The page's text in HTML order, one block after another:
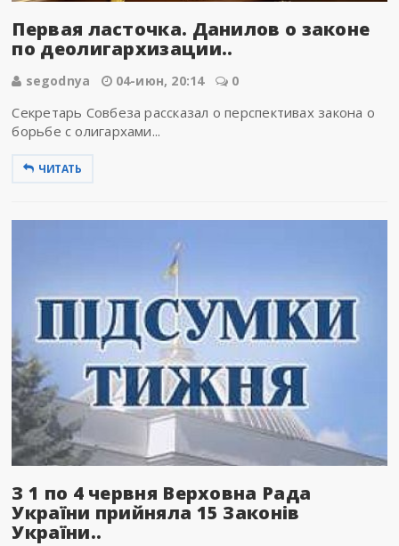
Первая ласточка. Данилов о законе
по деолигархизации..
segodnya 04-июн, 20:14 0
Секретарь Совбеза рассказал о перспективах закона о
борьбе с олигархами...
ЧИТАТЬ
З 1 по 4 червня Верховна Рада
України прийняла 15 Законів
України..